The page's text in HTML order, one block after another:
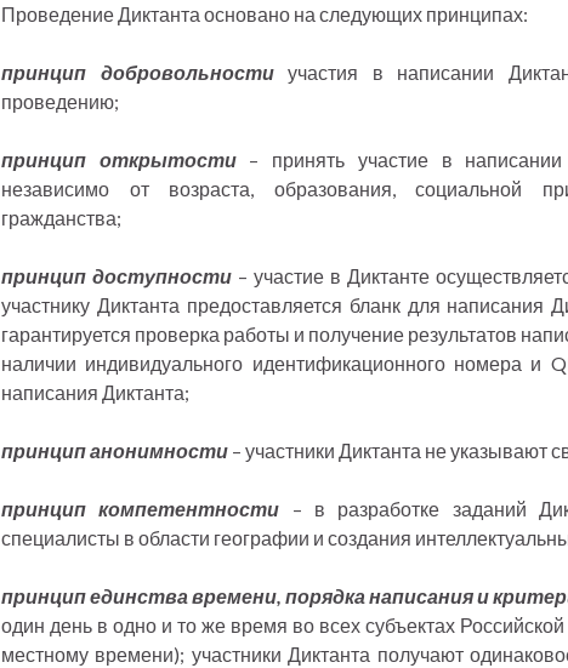
Проведение Диктанта основано на следующих принципах:
принцип добровольностиучастия в написании
проведению;
принцип открытости– принять участие в
независимо от возраста, образования, социальной
гражданства;
принцип доступности – участие в Диктанте
участнику Диктанта предоставляется бланк для написания
гарантируется проверка работы и получение результатов
наличии индивидуального идентификационного номера и
написания Диктанта;
принцип анонимности – участники Диктанта не указывают
принцип компетентности – в разработке заданий
специалисты в области географии и создания
принцип единства времени, порядка написания и
один день в одно и то же время во всех субъектах
местному времени); участники Диктанта получают